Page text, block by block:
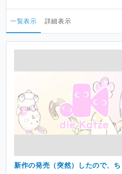
一覧表示 詳細表示
新作の発売（突然）したので、